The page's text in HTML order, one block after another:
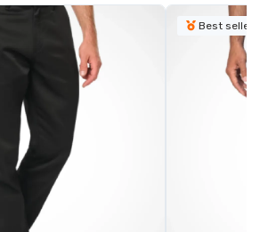
Best seller